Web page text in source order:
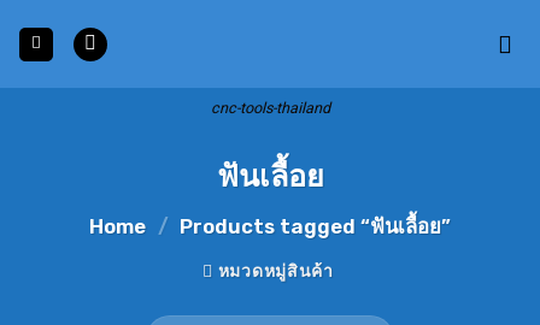
content
cnc-tools-thailand
ฟันเลื้อย
Home / Products tagged “ฟันเลื้อย”
หมวดหมู่สินค้า